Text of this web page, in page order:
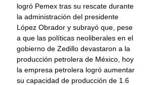
logró Pemex tras su rescate durante
la administración del presidente
López Obrador y subrayó que, pese
a que las políticas neoliberales en el
gobierno de Zedillo devastaron a la
producción petrolera de México, hoy
la empresa petrolera logró aumentar
su capacidad de producción de 1.6